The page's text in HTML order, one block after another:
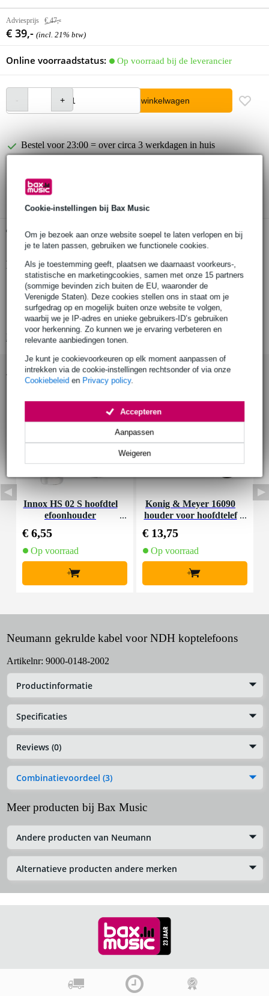
Cookie-instellingen bij Bax Music
Om je bezoek aan onze website soepel te laten verlopen en bij
je te laten passen, gebruiken we functionele cookies.
Als je toestemming geeft, plaatsen we daarnaast voorkeurs-,
statistische en marketingcookies, samen met onze 15 partners
(sommige bevinden zich buiten de EU, waaronder de
Verenigde Staten). Deze cookies stellen ons in staat om je
surfgedrag op en mogelijk buiten onze website te volgen,
waarbij we je IP-adres en unieke gebruikers-ID’s gebruiken
voor herkenning. Zo kunnen we je ervaring verbeteren en
relevante aanbiedingen tonen.
Je kunt je cookievoorkeuren op elk moment aanpassen of
intrekken via de cookie-instellingen rechtsonder of via onze
Cookiebeleid en Privacy policy.
Weigeren
Aanpassen
Accepteren
Adviesprijs € 47,-
€ 39,- (incl. 21% btw)
Online voorraadstatus: Op voorraad bij de leverancier
In winkelwagen
Bestel voor 23:00 = over circa 3 werkdagen in huis
3 jaar Bax Music garantie
Gratis ophalen in de winkel
Productinformatie
Neumann gekrulde kabel
voor NDH 20 en NDH 30
met 3.5 naar 6.3 mm jack adapter
Bekijk alle productspecificaties
Accessoires (4)
Innox HS 02 S hoofdtel
efoonhouder
€ 6,55
Op voorraad
+
Konig & Meyer 16090
houder voor hoofdtelef
€ 13,75
Op voorraad
+
Neumann gekrulde kabel voor NDH koptelefoons
Artikelnr: 9000-0148-2002
Productinformatie
Specificaties
Reviews (0)
Combinatievoordeel (3)
Meer producten bij Bax Music
Andere producten van Neumann
Alternatieve producten andere merken